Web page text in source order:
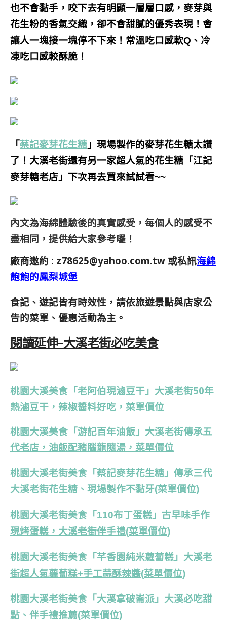
也不會黏手，咬下去有明顯一層層口感，麥芽與
花生粉的香氣交織，卻不會甜膩的優秀表現！會
讓人一塊接一塊停不下來！常溫吃口感軟Q、冷
凍吃口感較酥脆！
「蔡記麥芽花生糖 」現場製作的麥芽花生糖太讚
了！大溪老街還有另一家超人氣的花生糖「江記
麥芽糖老店」下次再去買來試試看~~
內文為海綿體驗後的真實感受，每個人的感受不
盡相同，提供給大家參考囉！
廠商邀約 : z78625@yahoo.com.tw 或私訊海綿
飽飽的鳳梨城堡
食記、遊記皆有時效性，請依旅遊景點與店家公
告的菜單、優惠活動為主。
閱讀延伸-大溪老街必吃美食
桃園大溪美食「老阿伯現滷豆干」大溪老街50年
熱滷豆干，辣椒醬料好吃，菜單價位
桃園大溪美食「游記百年油飯」大溪老街傳承五
代老店，油飯配豬腦龍隨湯，菜單價位
桃園大溪老街美食「蔡記麥芽花生糖」傳承三代
大溪老街花生糖、現場製作不黏牙(菜單價位)
桃園大溪老街美食「110布丁蛋糕」古早味手作
現烤蛋糕，大溪老街伴手禮(菜單價位)
桃園大溪老街美食「芊香園純米蘿蔔糕」大溪老
街超人氣蘿蔔糕+手工蒜酥辣醬(菜單價位)
桃園大溪老街美食「大溪拿破崙派」大溪必吃甜
點、伴手禮推薦(菜單價位)